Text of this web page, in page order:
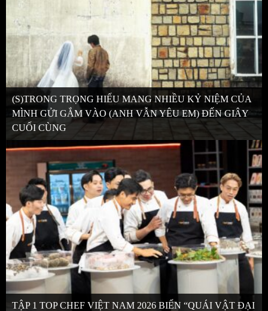
(S)TRONG TRỌNG HIẾU MANG NHIỀU KỶ NIỆM CỦA
MÌNH GỬI GẮM VÀO (ANH VẪN YÊU EM) ĐẾN GIÂY
CUỐI CÙNG
TẬP 1 TOP CHEF VIỆT NAM 2026 BIẾN “QUÁI VẬT ĐẠI